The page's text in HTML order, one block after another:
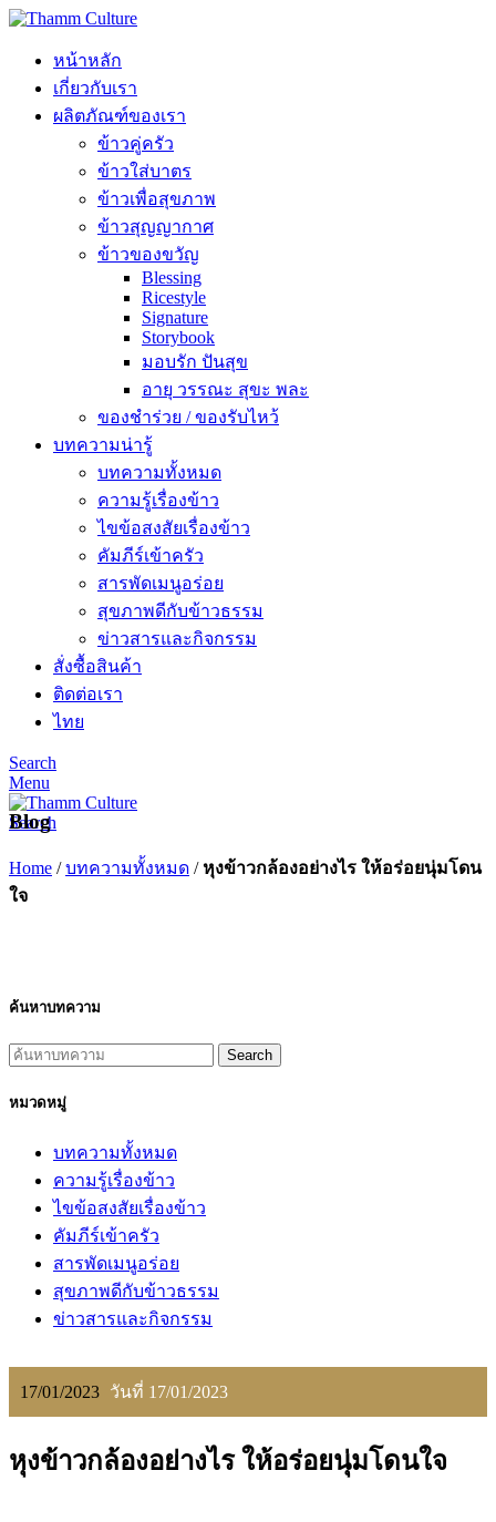
หน้าหลัก
เกี่ยวกับเรา
ผลิตภัณฑ์ของเรา
ข้าวคู่ครัว
ข้าวใส่บาตร
ข้าวเพื่อสุขภาพ
ข้าวสุญญากาศ
ข้าวของขวัญ
Blessing
Ricestyle
Signature
Storybook
มอบรัก ปันสุข
อายุ วรรณะ สุขะ พละ
ของชำร่วย / ของรับไหว้
บทความน่ารู้
บทความทั้งหมด
ความรู้เรื่องข้าว
ไขข้อสงสัยเรื่องข้าว
คัมภีร์เข้าครัว
สารพัดเมนูอร่อย
สุขภาพดีกับข้าวธรรม
ข่าวสารและกิจกรรม
สั่งซื้อสินค้า
ติดต่อเรา
ไทย
Search
Menu
Search
Blog
Home /บทความทั้งหมด / หุงข้าวกล้องอย่างไร ให้อร่อยนุ่มโดน
ใจ
ค้นหาบทความ
Search
หมวดหมู่
บทความทั้งหมด
ความรู้เรื่องข้าว
ไขข้อสงสัยเรื่องข้าว
คัมภีร์เข้าครัว
สารพัดเมนูอร่อย
สุขภาพดีกับข้าวธรรม
ข่าวสารและกิจกรรม
17/01/2023 วันที่ 17/01/2023
หุงข้าวกล้องอย่างไร ให้อร่อยนุ่มโดนใจ